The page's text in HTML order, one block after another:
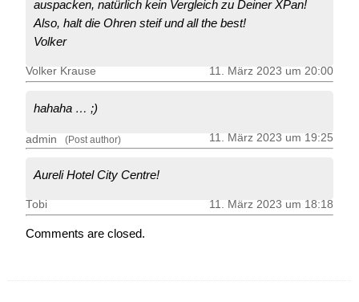
auspacken, natürlich kein Vergleich zu Deiner XPan!
Also, halt die Ohren steif und all the best!
Volker
Volker Krause 11. März 2023 um 20:00
hahaha … ;)
admin (Post author) 11. März 2023 um 19:25
Aureli Hotel City Centre!
Tobi 11. März 2023 um 18:18
Comments are closed.